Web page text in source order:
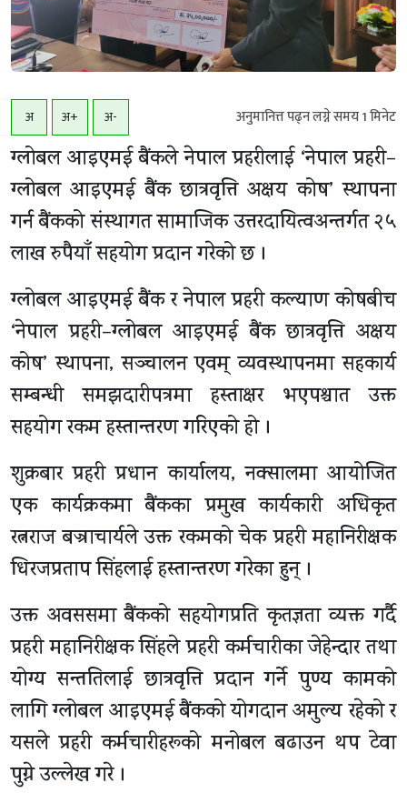
अ अ+ अ- अनुमानित्त पढ्न लग्ने समय1मिनेट
ग्लोबल आइएमई बैंकले नेपाल प्रहरीलाई ‘नेपाल प्रहरी–
ग्लोबल आइएमई बैंक छात्रवृत्ति अक्षय कोष’ स्थापना
गर्न बैंकको संस्थागत सामाजिक उत्तरदायित्वअन्तर्गत २५
लाख रुपैयाँ सहयोग प्रदान गरेको छ ।
ग्लोबल आइएमई बैंक र नेपाल प्रहरी कल्याण कोषबीच
‘नेपाल प्रहरी–ग्लोबल आइएमई बैंक छात्रवृत्ति अक्षय
कोष’ स्थापना, सञ्चालन एवम् व्यवस्थापनमा सहकार्य
सम्बन्धी समझदारीपत्रमा हस्ताक्षर भएपश्चात उक्त
सहयोग रकम हस्तान्तरण गरिएको हो ।
शुक्रबार प्रहरी प्रधान कार्यालय, नक्सालमा आयोजित
एक कार्यक्रकमा बैंकका प्रमुख कार्यकारी अधिकृत
रत्नराज बज्राचार्यले उक्त रकमको चेक प्रहरी महानिरीक्षक
धिरजप्रताप सिंहलाई हस्तान्तरण गरेका हुन् ।
उक्त अवससमा बैंकको सहयोगप्रति कृतज्ञता व्यक्त गर्दै
प्रहरी महानिरीक्षक सिंहले प्रहरी कर्मचारीका जेहेन्दार तथा
योग्य सन्ततिलाई छात्रवृत्ति प्रदान गर्ने पुण्य कामको
लागि ग्लोबल आइएमई बैंकको योगदान अमुल्य रहेको र
यसले प्रहरी कर्मचारीहरूको मनोबल बढाउन थप टेवा
पुग्ने उल्लेख गरे ।